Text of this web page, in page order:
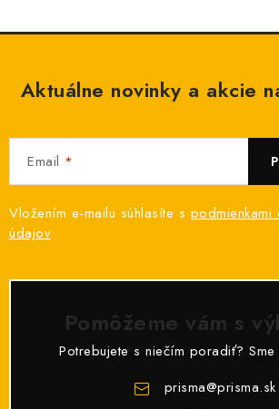
y
i
u
Aktuálne novinky a akcie
Email
Vložením e-mailu súhlasíte s podmienkami
údajov
Pomôžeme vám s
Potrebujete s niečím poradiť?
prisma@prisma.sk